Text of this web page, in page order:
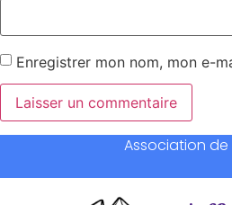
Enregistrer mon nom, mon e-
Association de